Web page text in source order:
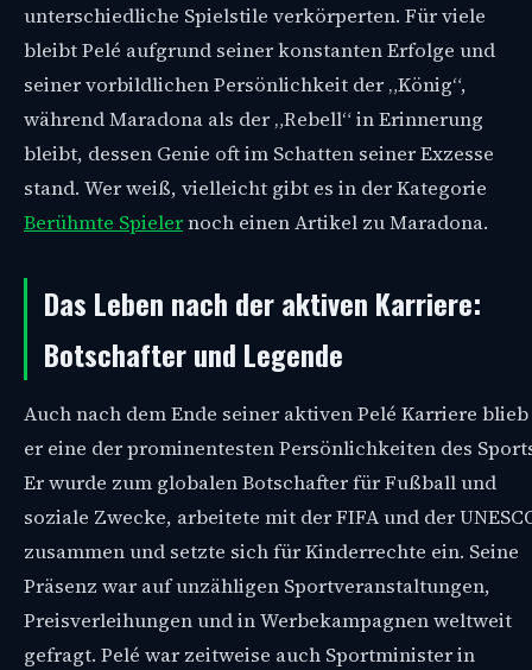
unterschiedliche Spielstile verkörperten. Für viele
bleibt Pelé aufgrund seiner konstanten Erfolge und
seiner vorbildlichen Persönlichkeit der „König“,
während Maradona als der „Rebell“ in Erinnerung
bleibt, dessen Genie oft im Schatten seiner Exzesse
stand. Wer weiß, vielleicht gibt es in der Kategorie
Berühmte Spielernoch einen Artikel zu Maradona.
Das Leben nach der aktiven Karriere:
Botschafter und Legende
Auch nach dem Ende seiner aktiven Pelé Karriere blieb
er eine der prominentesten Persönlichkeiten des
Er wurde zum globalen Botschafter für Fußball und
soziale Zwecke, arbeitete mit der FIFA und der
zusammen und setzte sich für Kinderrechte ein. Seine
Präsenz war auf unzähligen Sportveranstaltungen,
Preisverleihungen und in Werbekampagnen weltweit
gefragt. Pelé war zeitweise auch Sportminister in